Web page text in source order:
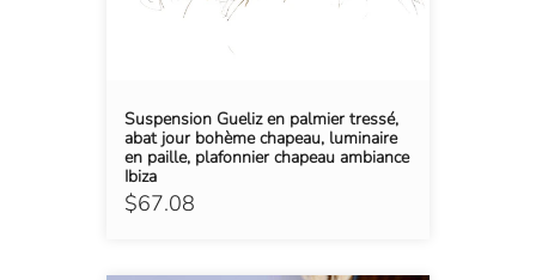
$67.08
Suspension Gueliz en palmier tressé,
abat jour bohème chapeau, luminaire
en paille, plafonnier chapeau ambiance
Ibiza